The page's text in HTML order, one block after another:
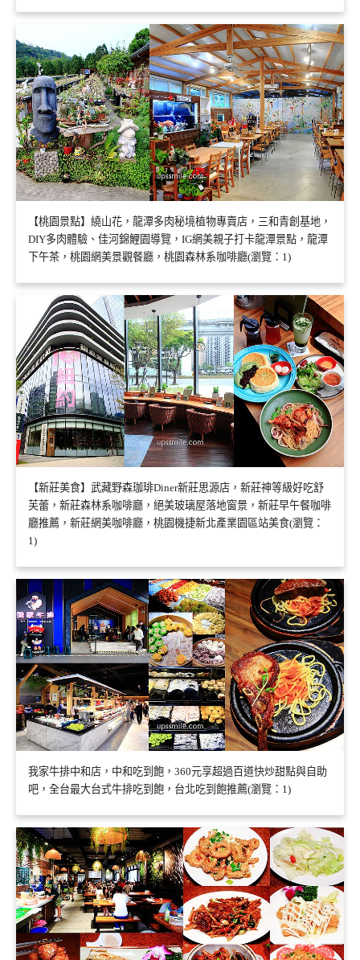
【桃園景點】繞山花，龍潭多肉秘境植物專賣店，三和青創基地，
DIY多肉體驗、佳河錦鯉園導覽，IG網美親子打卡龍潭景點，龍潭
下午茶，桃園網美景觀餐廳，桃園森林系咖啡廳(瀏覽：1)
【新莊美食】武藏野森珈琲Diner新莊思源店，新莊神等級好吃舒
芙蕾，新莊森林系咖啡廳，絕美玻璃屋落地窗景，新莊早午餐咖啡
廳推薦，新莊網美咖啡廳，桃園機捷新北產業園區站美食(瀏覽：
1)
我家牛排中和店，中和吃到飽，360元享超過百道快炒甜點與自助
吧，全台最大台式牛排吃到飽，台北吃到飽推薦(瀏覽：1)